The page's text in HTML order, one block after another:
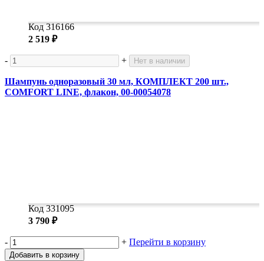
Код 316166
2 519 ₽
- + Нет в наличии
Шампунь одноразовый 30 мл, КОМПЛЕКТ 200 шт.,
COMFORT LINE, флакон, 00-00054078
Код 331095
3 790 ₽
- + Перейти в корзину
Добавить в корзину